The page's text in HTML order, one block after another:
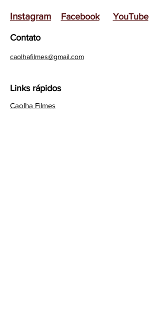
Instagram YouTube
Facebook
Contato
caolhafilmes@gmail.com
Links rápidos
Caolha Filmes